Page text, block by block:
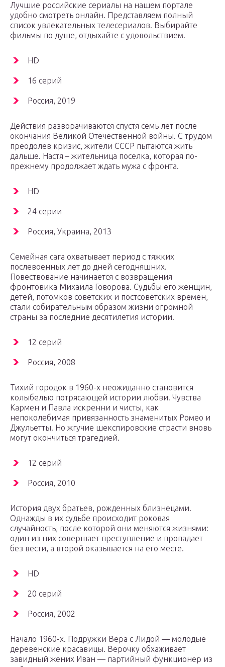
Лучшие российские сериалы на нашем портале
удобно смотреть онлайн. Представляем полный
список увлекательных телесериалов. Выбирайте
фильмы по душе, отдыхайте с удовольствием.
HD
16 серий
Россия, 2019
Действия разворачиваются спустя семь лет после
окончания Великой Отечественной войны. С трудом
преодолев кризис, жители СССР пытаются жить
дальше. Настя – жительница поселка, которая по-
прежнему продолжает ждать мужа с фронта.
HD
24 серии
Россия, Украина, 2013
Семейная сага охватывает период с тяжких
послевоенных лет до дней сегодняшних.
Повествование начинается с возвращения
фронтовика Михаила Говорова. Судьбы его женщин,
детей, потомков советских и постсоветских времен,
стали собирательным образом жизни огромной
страны за последние десятилетия истории.
12 серий
Россия, 2008
Тихий городок в 1960-х неожиданно становится
колыбелью потрясающей истории любви. Чувства
Кармен и Павла искренни и чисты, как
непоколебимая привязанность знаменитых Ромео и
Джульетты. Но жгучие шекспировские страсти вновь
могут окончиться трагедией.
12 серий
Россия, 2010
История двух братьев, рожденных близнецами.
Однажды в их судьбе происходит роковая
случайность, после которой они меняются жизнями:
один из них совершает преступление и пропадает
без вести, а второй оказывается на его месте.
HD
20 серий
Россия, 2002
Начало 1960-х. Подружки Вера с Лидой — молодые
деревенские красавицы. Верочку обхаживает
завидный жених Иван — партийный функционер из